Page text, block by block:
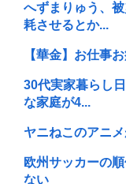
へずまりゅう、
耗させるとか...
【華金】お仕事
30代実家暮らし
な家庭が4...
ヤニねこのアニ
欧州サッカーの
ない